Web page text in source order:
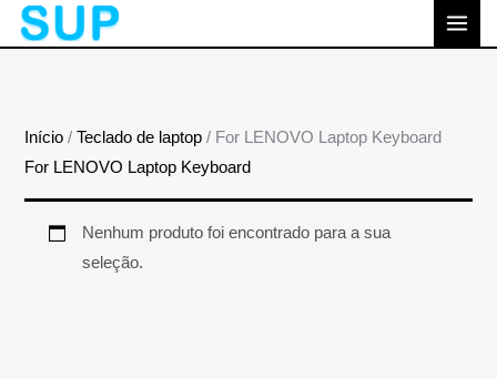
至
Início /Teclado de laptop / For LENOVO Laptop Keyboard
For LENOVO Laptop Keyboard
Nenhum produto foi encontrado para a sua
seleção.